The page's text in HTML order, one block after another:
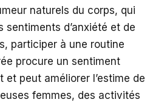
naturels du corps, qui
sentiments d’anxiété et de
participer à une routine
procure un sentiment
et peut améliorer l’estime de
femmes, des activités